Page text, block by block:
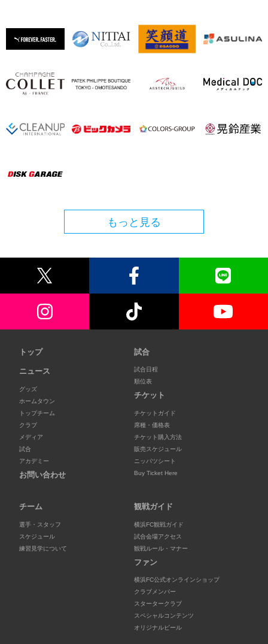
もっと見る
トップ
ニュース
グッズ
ホームタウン
トップチーム
クラブ
メディア
試合
アカデミー
お問い合わせ
試合
試合日程
順位表
チケット
チケットガイド
席種・価格表
チケット購入方法
販売スケジュール
ニッパツシート
Buy Ticket Here
チーム
選手・スタッフ
スケジュール
練習見学について
観戦ガイド
横浜FC観戦ガイド
試合会場アクセス
観戦ルール・マナー
ファン
横浜FC公式オンラインショップ
クラブメンバー
スタータークラブ
スペシャルコンテンツ
オリジナルビール